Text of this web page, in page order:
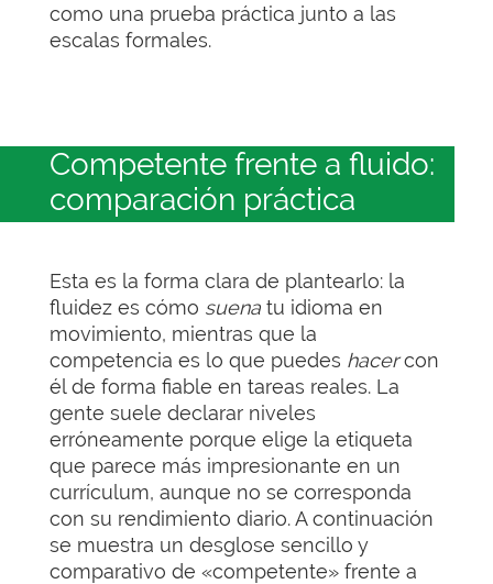
como una prueba práctica junto a las
escalas formales.
Competente frente a fluido:
comparación práctica
Esta es la forma clara de plantearlo: la
fluidez es cómo suena tu idioma en
movimiento, mientras que la
competencia es lo que puedes hacercon
él de forma fiable en tareas reales. La
gente suele declarar niveles
erróneamente porque elige la etiqueta
que parece más impresionante en un
currículum, aunque no se corresponda
con su rendimiento diario. A continuación
se muestra un desglose sencillo y
comparativo de «competente» frente a